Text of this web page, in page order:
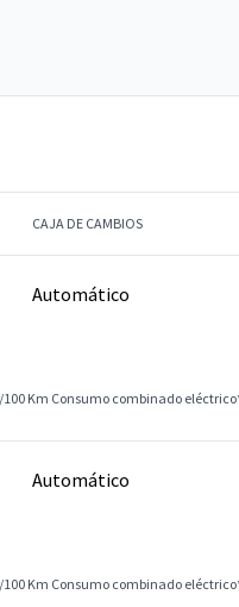
CAJA DE CAMBIOS
Automático
Km Consumo combinado
Automático
Km Consumo combinado